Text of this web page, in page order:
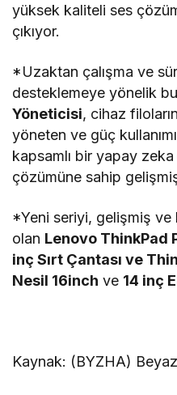
yüksek kaliteli ses
çıkıyor.
*Uzaktan çalışma ve
desteklemeye yönelik
Yöneticisi, cihaz
yöneten ve güç
kapsamlı bir yapay
çözümüne sahip
*Yeni seriyi, gelişmiş ve
olan Lenovo ThinkPad
inç Sırt Çantası ve
Nesil 16inch ve 14 inç
Kaynak: (BYZHA)